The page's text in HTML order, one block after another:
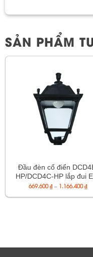
SẢN PHẨM
Đầu đèn cổ điển
HP/DCD4C-HP lắp đui
669.600₫ – 1.166.400₫
giá:
từ